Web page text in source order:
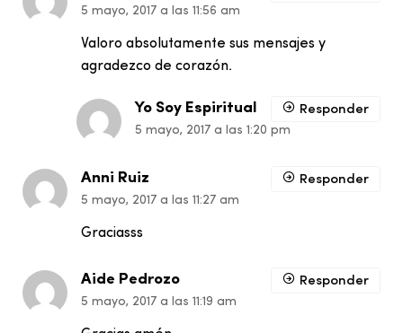
5 mayo, 2017 a las 11:56 am
Valoro absolutamente sus mensajes y
agradezco de corazón.
Yo Soy Espiritual
5 mayo, 2017 a las 1:20 pm
Responder
Anni Ruiz
5 mayo, 2017 a las 11:27 am
Graciasss
Responder
Aide Pedrozo
5 mayo, 2017 a las 11:19 am
Responder